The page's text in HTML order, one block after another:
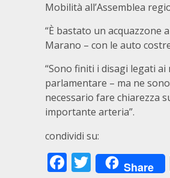
Mobilità all’Assemblea
“È bastato un acquazzone
Marano – con le auto
“Sono finiti i disagi legati
parlamentare – ma ne
necessario fare chiarezza
importante arteria”.
condividi su:
Facebook
Twitter
Share